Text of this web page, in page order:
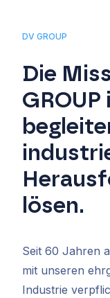
DV GROUP
Die
GROUP
lösen.
Seit 60 Jahren
mit unseren
Industrie